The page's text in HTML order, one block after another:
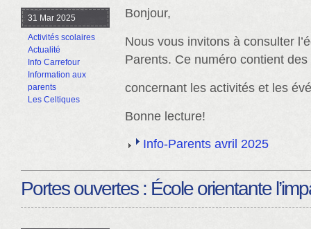
31 Mar 2025
Activités scolaires
Actualité
Info Carrefour
Information aux
parents
Les Celtiques
Bonjour,
Nous vous invitons à consulter
Parents. Ce numéro contient
concernant les activités et les
Bonne lecture!
Info-Parents avril 2025
Portes ouvertes : École orientante